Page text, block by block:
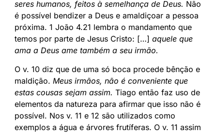
seres humanos, feitos à semelhança de Deus. Não
é possível bendizer a Deus e amaldiçoar a pessoa
próxima. 1 João 4.21 lembra o mandamento que
temos por parte de Jesus Cristo: […] aquele que
ama a Deus ame também a seu irmão.
O v. 10 diz que de uma só boca procede bênção e
maldição. Meus irmãos, não é conveniente que
estas cousas sejam assim. Tiago então faz uso de
elementos da natureza para afirmar que isso não é
possível. Nos v. 11 e 12 são utilizados como
exemplos a água e árvores frutíferas. O v. 11 assim